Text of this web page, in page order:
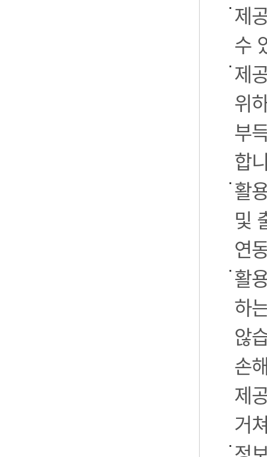
제
수
제
위
부
합
활
및
연
활
하
않
손
제
거